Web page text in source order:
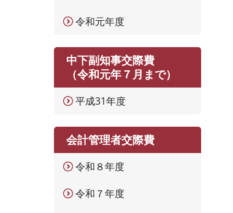
令和元年度
中下副知事交際費
（令和元年７月まで）
平成31年度
会計管理者交際費
令和８年度
令和７年度